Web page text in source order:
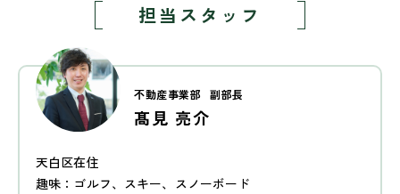
担当スタッフ
不動産事業部 副部長
髙見 亮介
天白区在住
趣味：ゴルフ、スキー、スノーボード